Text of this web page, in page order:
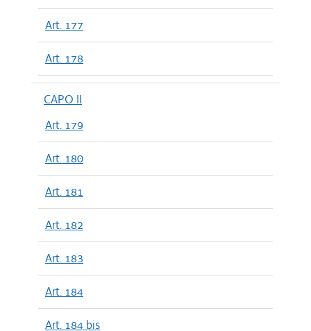
Art. 177
Art. 178
CAPO II
Art. 179
Art. 180
Art. 181
Art. 182
Art. 183
Art. 184
Art. 184 bis